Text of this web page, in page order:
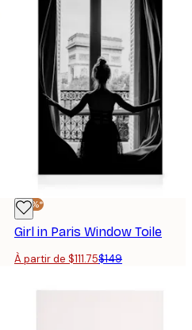
-25%*
Girl in Paris Window Toile
À partir de $111.75$149